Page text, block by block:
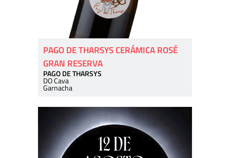
PAGO DE THARSYS CERÁMICA ROSÉ
GRAN RESERVA
PAGO DE THARSYS
DO Cava
Garnacha